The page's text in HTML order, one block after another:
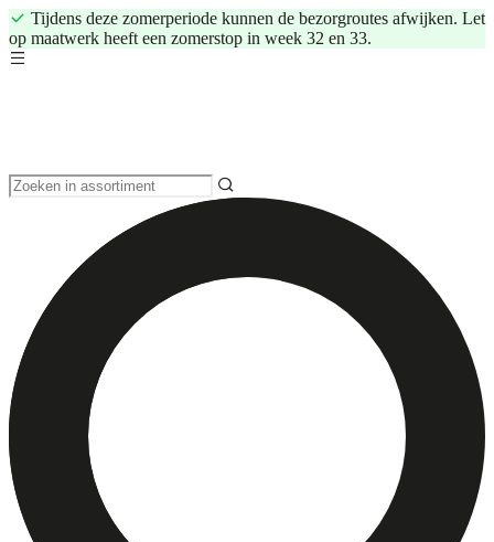
Tijdens deze zomerperiode kunnen de bezorgroutes afwijken. Let
op maatwerk heeft een zomerstop in week 32 en 33.